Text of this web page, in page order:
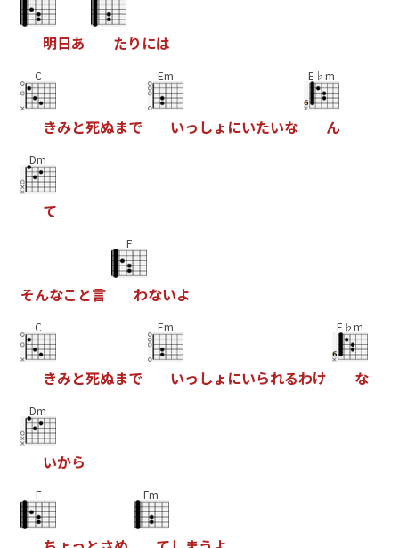
明日あ たり には
C
きみと死ぬまで
Em
いっ しょ にいたいな
E♭m
ん
Dm
て
そんなこ と言
F
わないよ
C
きみと死ぬまで
Em
いっ しょ にいられるわけ
E♭m
な
Dm
いから
F Fm